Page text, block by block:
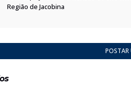
Região de Jacobina